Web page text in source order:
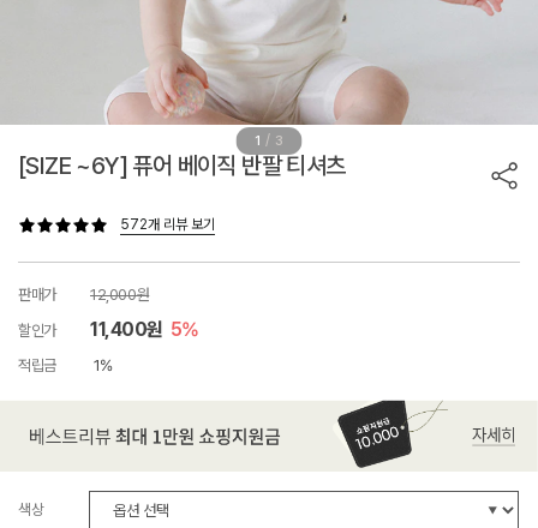
1 / 3
[SIZE ~6Y] 퓨어 베이직 반팔 티셔츠
572개 리뷰 보기
판매가
12,000원
할인가
11,400원 5%
적립금 1%
색상